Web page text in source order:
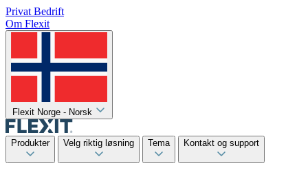
Privat Bedrift
Om Flexit
Flexit Norge - Norsk
Produkter Velg riktig løsning Tema Kontakt og support